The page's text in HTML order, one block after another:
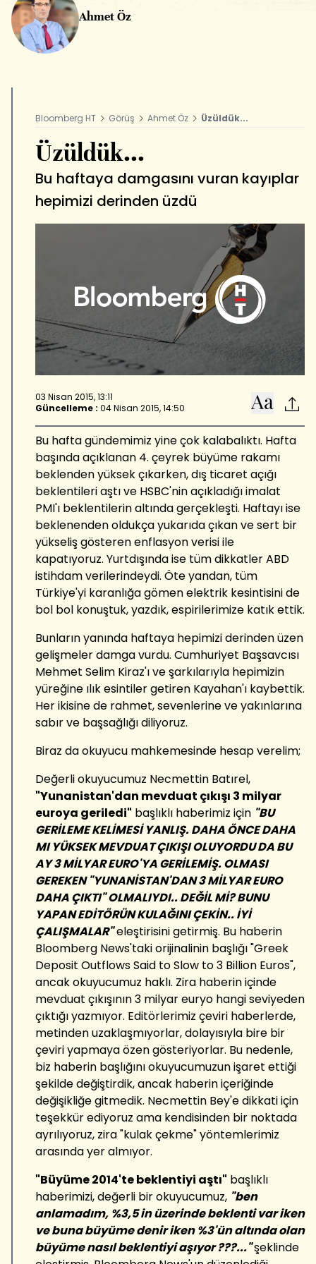
Ahmet Öz
Bloomberg HT Görüş Ahmet Öz Üzüldük...
Üzüldük...
Bu haftaya damgasını vuran kayıplar
hepimizi derinden üzdü
03 Nisan 2015, 13:11
Güncelleme : 04 Nisan 2015, 14:50
Bu hafta gündemimiz yine çok kalabalıktı. Hafta
başında açıklanan 4. çeyrek büyüme rakamı
beklenden yüksek çıkarken, dış ticaret açığı
beklentileri aştı ve HSBC'nin açıkladığı imalat
PMI'ı beklentilerin altında gerçekleşti. Haftayı ise
beklenenden oldukça yukarıda çıkan ve sert bir
yükseliş gösteren enflasyon verisi ile
kapatıyoruz. Yurtdışında ise tüm dikkatler ABD
istihdam verilerindeydi. Öte yandan, tüm
Türkiye'yi karanlığa gömen elektrik kesintisini de
bol bol konuştuk, yazdık, espirilerimize katık ettik.
Bunların yanında haftaya hepimizi derinden üzen
gelişmeler damga vurdu. Cumhuriyet Başsavcısı
Mehmet Selim Kiraz'ı ve şarkılarıyla hepimizin
yüreğine ılık esintiler getiren Kayahan'ı kaybettik.
Her ikisine de rahmet, sevenlerine ve yakınlarına
sabır ve başsağlığı diliyoruz.
Biraz da okuyucu mahkemesinde hesap verelim;
Değerli okuyucumuz Necmettin Batırel,
"Yunanistan'dan mevduat çıkışı 3 milyar
euroya geriledi" başlıklı haberimiz için "BU
GERİLEME KELİMESİ YANLIŞ. DAHA ÖNCE DAHA
MI YÜKSEK MEVDUAT ÇIKIŞI OLUYORDU DA BU
AY 3 MİLYAR EURO'YA GERİLEMİŞ. OLMASI
GEREKEN "YUNANİSTAN'DAN 3 MİLYAR EURO
DAHA ÇIKTI" OLMALIYDI.. DEĞİL Mİ? BUNU
YAPAN EDİTÖRÜN KULAĞINI ÇEKİN.. İYİ
ÇALIŞMALAR"eleştirisini getirmiş. Bu haberin
Bloomberg News'taki orijinalinin başlığı "Greek
Deposit Outflows Said to Slow to 3 Billion Euros",
ancak okuyucumuz haklı. Zira haberin içinde
mevduat çıkışının 3 milyar euryo hangi seviyeden
çıktığı yazmıyor. Editörlerimiz çeviri haberlerde,
metinden uzaklaşmıyorlar, dolayısıyla bire bir
çeviri yapmaya özen gösteriyorlar. Bu nedenle,
biz haberin başlığını okuyucumuzun işaret ettiği
şekilde değiştirdik, ancak haberin içeriğinde
değişikliğe gitmedik. Necmettin Bey'e dikkati için
teşekkür ediyoruz ama kendisinden bir noktada
ayrılıyoruz, zira "kulak çekme" yöntemlerimiz
arasında yer almıyor.
"Büyüme 2014'te beklentiyi aştı" başlıklı
haberimizi, değerli bir okuyucumuz, "ben
anlamadım, %3,5 in üzerinde beklenti var iken
ve buna büyüme denir iken %3'ün altında olan
büyüme nasıl beklentiyi aşıyor ???..."şeklinde